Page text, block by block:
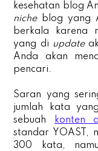
kesehatan blog
nicheblog yang
berkala karena
yang di update
Anda akan
pencari.
Saran yang
jumlah kata
sebuah
konten
standar YOAST,
300 kata,